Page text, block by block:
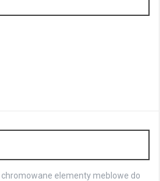
chromowane elementy meblowe do